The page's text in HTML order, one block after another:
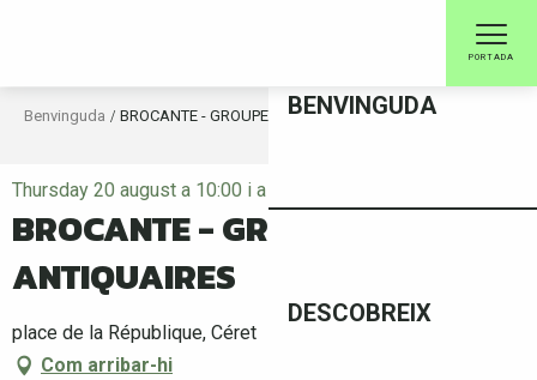
PORTADA
BENVINGUDA
DESCOBREIX
Benvinguda BROCANTE - GROUPEMENT DES ANTIQUAIRES
Thursday 20 august a 10:00 i a 18:00
BROCANTE - GROUPEMENT DES
ANTIQUAIRES
place de la République, Céret
Com arribar-hi